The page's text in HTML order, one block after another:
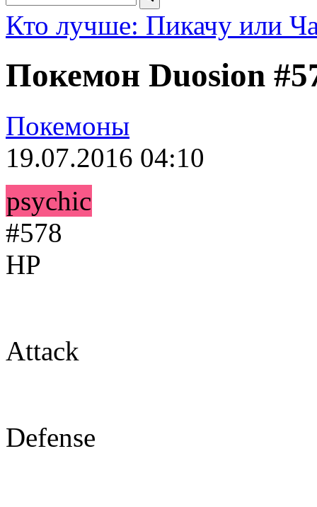
Кто лучше: Пикачу или
Покемон Duosion
Покемоны
19.07.2016 04:10
psychic
#578
HP
Attack
Defense